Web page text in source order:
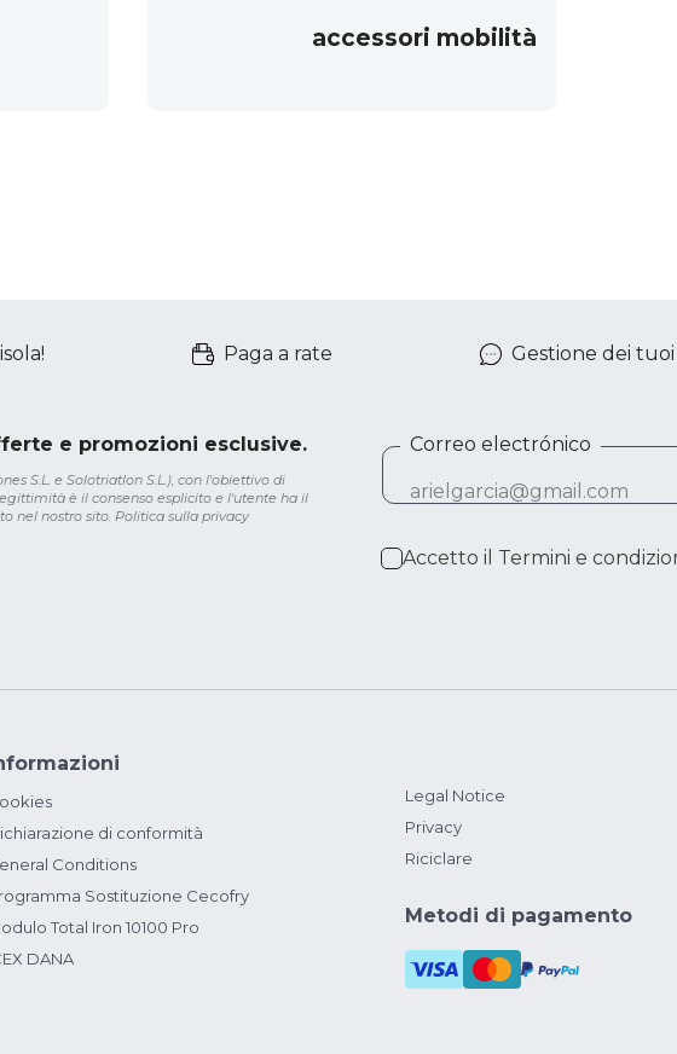
accessori mobilità
Paga a rate Gestione dei
e promozioni esclusive.
S.L. e Solotriatlon S.L.), con l'obiettivo di
è il consenso esplicito e l'utente ha il
nel nostro sito. Politica sulla privacy
Correo electrónico
Accetto il Termini e
di conformità
Conditions
Sostituzione Cecofry
Total Iron 10100 Pro
DANA
Legal Notice
Privacy
Riciclare
Metodi di pagamento